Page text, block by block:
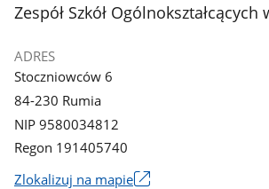
galerii.
galerii.
stopka
Zespół Szkół Ogólnokształcących
ADRES
Stoczniowców 6
84-230 Rumia
NIP 9580034812
Regon 191405740
Zlokalizuj na mapieLink